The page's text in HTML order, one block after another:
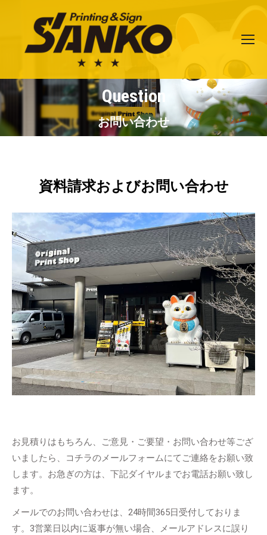
Question
お問い合わせ
You are here:
資料請求およびお問い合わせ
お見積りはもちろん、ご意見・ご要望・お問い合わせ等ござ
いましたら、コチラのメールフォームにてご連絡をお願い致
します。お急ぎの方は、下記ダイヤルまでお電話お願い致し
ます。
メールでのお問い合わせは、24時間365日受付しておりま
す。3営業日以内に返事が無い場合、メールアドレスに誤り